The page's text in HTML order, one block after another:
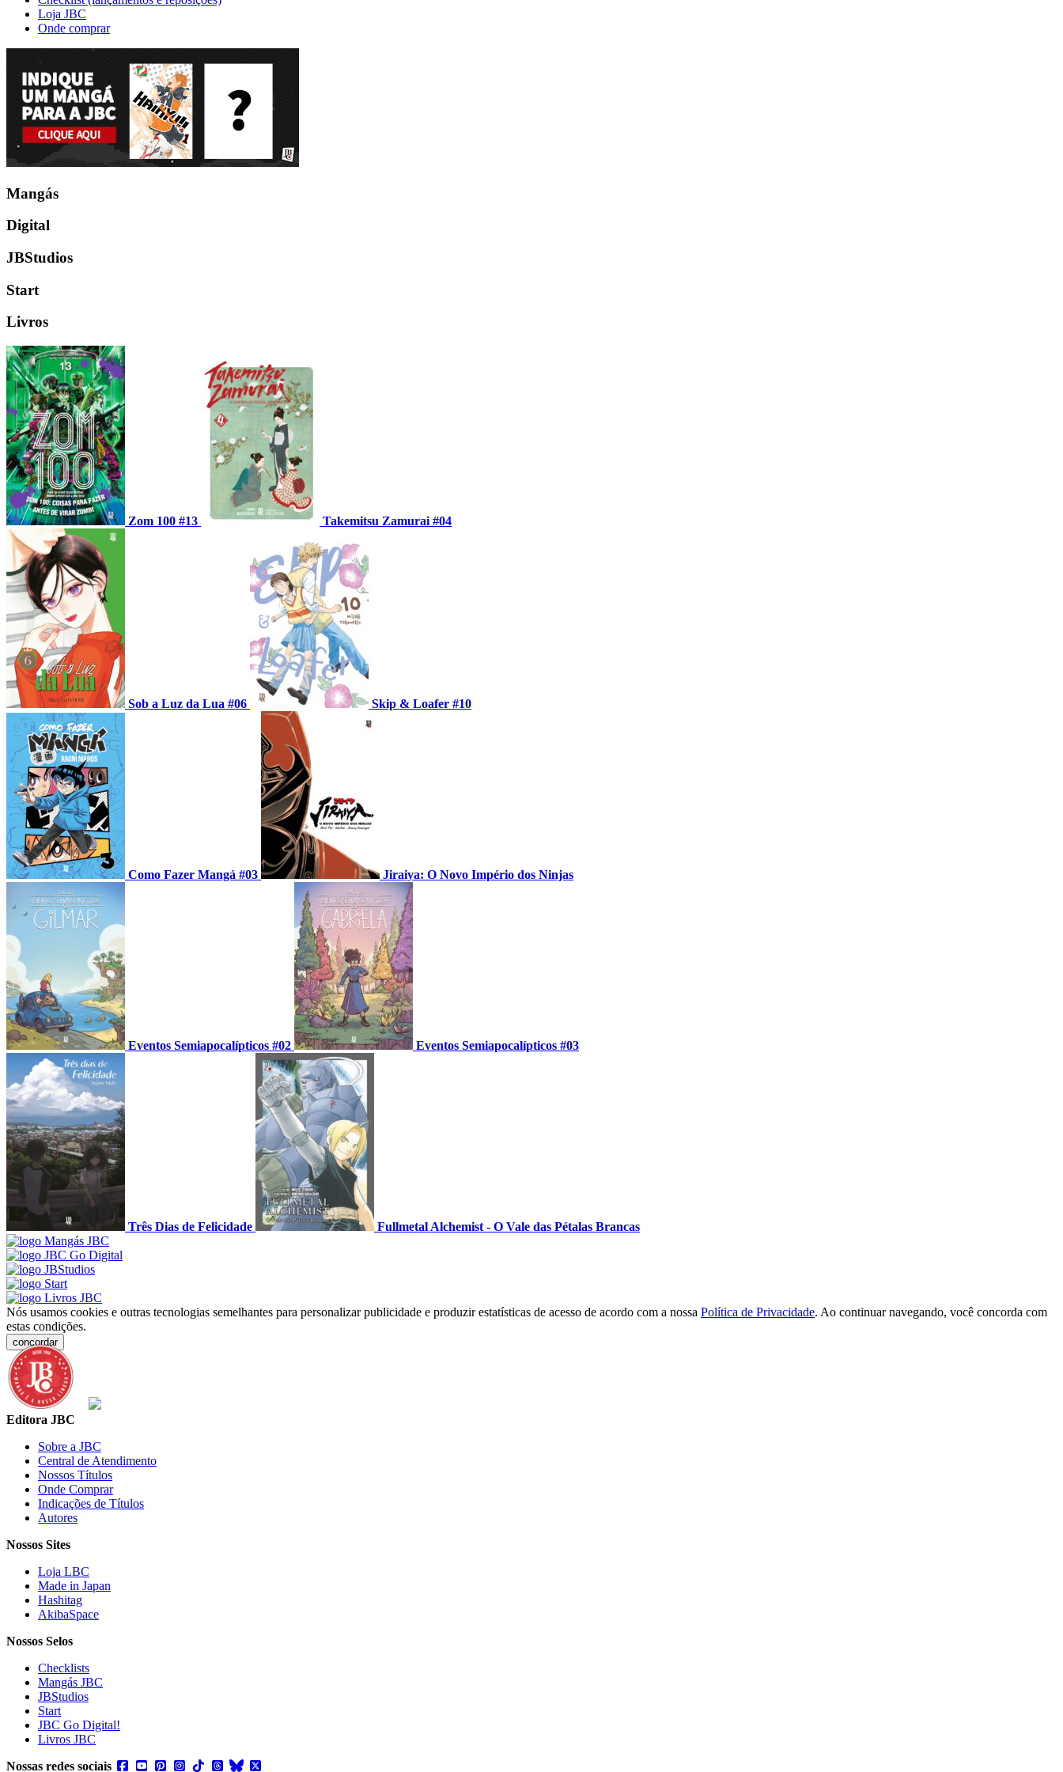
Loja JBC
Onde comprar
Mangás
Digital
JBStudios
Start
Livros
Zom 100 #13 Takemitsu Zamurai #04
Sob a Luz da Lua #06 Skip & Loafer #10
Como Fazer Mangá #03 Jiraiya: O Novo Império dos Ninjas
Eventos Semiapocalípticos #02 Eventos Semiapocalípticos #03
Três Dias de Felicidade Fullmetal Alchemist - O Vale das Pétalas Brancas
Nós usamos cookies e outras tecnologias semelhantes para personalizar publicidade e produzir estatísticas de acesso de acordo com a nossa Política de Privacidade. Ao continuar navegando, você concorda com
estas condições.
concordar
Editora JBC
Sobre a JBC
Central de Atendimento
Nossos Títulos
Onde Comprar
Indicações de Títulos
Autores
Nossos Sites
Loja LBC
Made in Japan
Hashitag
AkibaSpace
Nossos Selos
Checklists
Mangás JBC
JBStudios
Start
JBC Go Digital!
Livros JBC
Nossas redes sociais